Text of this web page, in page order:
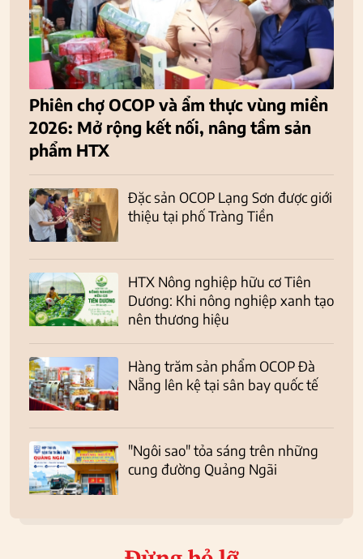
Phiên chợ OCOP và ẩm thực vùng miền
2026: Mở rộng kết nối, nâng tầm sản
phẩm HTX
Đặc sản OCOP Lạng Sơn được giới
thiệu tại phố Tràng Tiền
HTX Nông nghiệp hữu cơ Tiên
Dương: Khi nông nghiệp xanh tạo
nên thương hiệu
Hàng trăm sản phẩm OCOP Đà
Nẵng lên kệ tại sân bay quốc tế
"Ngôi sao" tỏa sáng trên những
cung đường Quảng Ngãi